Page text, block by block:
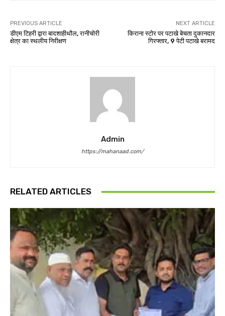
PREVIOUS ARTICLE
डीएम टिहरी द्वारा बादशाहीथौल, रानीचोरी
क्षेत्र का स्थलीय निरीक्षण
NEXT ARTICLE
किराना स्टोर पर पटाखे बेचता दुकानदार
गिरफ्तार, 9 पेटी पटाखे बरामद
Admin
https://mahanaad.com/
RELATED ARTICLES